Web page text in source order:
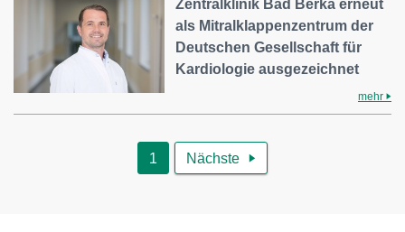
Zentralklinik Bad Berka erneut
als Mitralklappenzentrum der
Deutschen Gesellschaft für
Kardiologie ausgezeichnet
mehr
1 Nächste 